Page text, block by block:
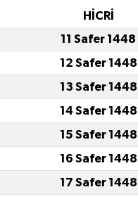
HİCRİ
11 Safer 1448
12 Safer 1448
13 Safer 1448
14 Safer 1448
15 Safer 1448
16 Safer 1448
17 Safer 1448